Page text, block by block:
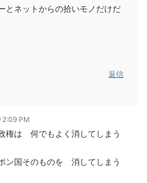
とネットからの拾いモノだけだ
返信
2:09 PM
権は 何でもよく消してしまう
ン国そのものを 消してしまう